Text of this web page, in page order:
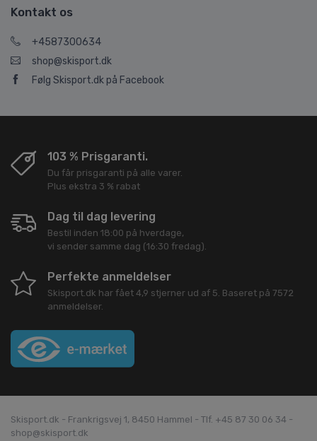
Kontakt os
+4587300634
shop@skisport.dk
Følg Skisport.dk på Facebook
103 % Prisgaranti.
Du får prisgaranti på alle varer.
Plus ekstra 3 % rabat
Dag til dag levering
Bestil inden 18:00 på hverdage,
vi sender samme dag (16:30 fredag).
Perfekte anmeldelser
Skisport.dk har fået 4,9 stjerner ud af 5. Baseret på 7572
anmeldelser.
Skisport.dk - Frankrigsvej 1, 8450 Hammel - Tlf. +45 87 30 06 34 -
shop@skisport.dk